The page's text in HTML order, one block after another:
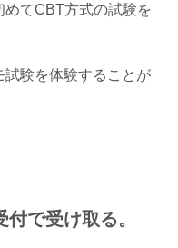
てCBT方式の試験を
試験を体験することが
で受け取る。